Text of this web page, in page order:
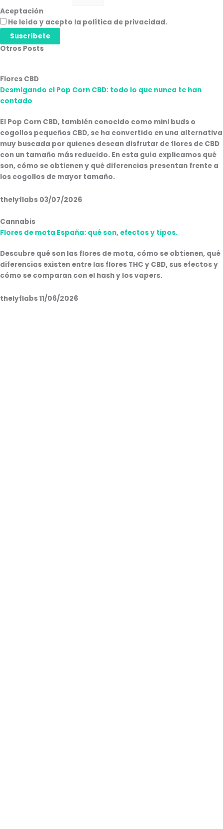
Aceptación
He leído y acepto la política de privacidad.
Suscríbete
Otros Posts
Flores CBD
Desmigando el Pop Corn CBD: todo lo que nunca te han
contado
El Pop Corn CBD, también conocido como mini buds o
cogollos pequeños CBD, se ha convertido en una alternativa
muy buscada por quienes desean disfrutar de flores de CBD
con un tamaño más reducido. En esta guía explicamos qué
son, cómo se obtienen y qué diferencias presentan frente a
los cogollos de mayor tamaño.
thelyflabs 03/07/2026
Cannabis
Flores de mota España: qué son, efectos y tipos.
Descubre qué son las flores de mota, cómo se obtienen, qué
diferencias existen entre las flores THC y CBD, sus efectos y
cómo se comparan con el hash y los vapers.
thelyflabs11/06/2026